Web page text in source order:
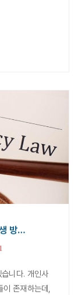
방…
니다. 개인사
존재하는데,